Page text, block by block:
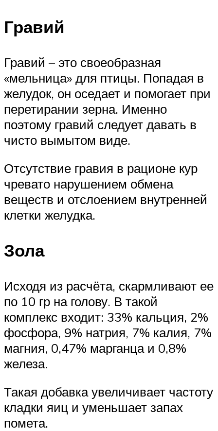
Гравий
Гравий – это своеобразная
«мельница» для птицы. Попадая в
желудок, он оседает и помогает при
перетирании зерна. Именно
поэтому гравий следует давать в
чисто вымытом виде.
Отсутствие гравия в рационе кур
чревато нарушением обмена
веществ и отслоением внутренней
клетки желудка.
Зола
Исходя из расчёта, скармливают ее
по 10 гр на голову. В такой
комплекс входит: 33% кальция, 2%
фосфора, 9% натрия, 7% калия, 7%
магния, 0,47% марганца и 0,8%
железа.
Такая добавка увеличивает частоту
кладки яиц и уменьшает запах
помета.